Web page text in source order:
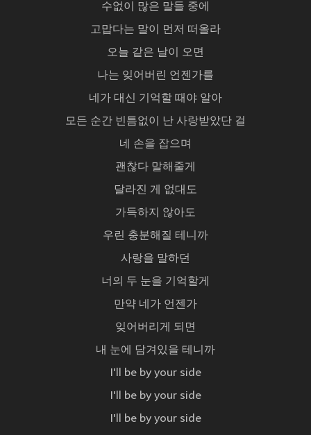
수없이 많은 말들 중에
고맙다는 말이 먼저 떠올라
오늘 같은 날이 오면
나는 잊어버린 언젠가를
네가 대신 기억할 때야 알아
모든 순간 빈틈없이 난 사랑받았단 걸
네 손을 잡으며
괜찮다 말해줄게
달라진 게 없대도
가득하지 않아도
우린 충분해질 테니까
사랑을 말하던
너의 두 눈을 기억할게
만약 네가 언젠가
잊어버리게 되면
내 눈에 담겨있을 테니까
I'll be by your side
I'll be by your side
I'll be by your side